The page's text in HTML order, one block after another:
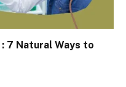
7 Natural Ways to